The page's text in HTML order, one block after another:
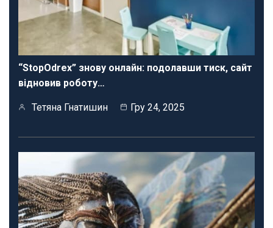
“StopOdrex” знову онлайн: подолавши тиск, сайт
відновив роботу…
Тетяна Гнатишин Гру 24, 2025